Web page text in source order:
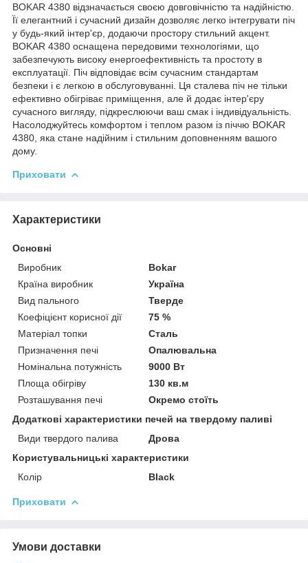
BOKAR 4380 відзначається своєю довговічністю та надійністю.
Її елегантний і сучасний дизайн дозволяє легко інтегрувати піч
у будь-який інтер'єр, додаючи простору стильний акцент.
BOKAR 4380 оснащена передовими технологіями, що
забезпечують високу енергоефективність та простоту в
експлуатації. Піч відповідає всім сучасним стандартам
безпеки і є легкою в обслуговуванні. Ця сталева піч не тільки
ефективно обігріває приміщення, але й додає інтер'єру
сучасного вигляду, підкреслюючи ваш смак і індивідуальність.
Насолоджуйтесь комфортом і теплом разом із піччю BOKAR
4380, яка стане надійним і стильним доповненням вашого
дому.
Приховати
Характеристики
Основні
Виробник
Bokar
Країна виробник
Україна
Вид пального
Тверде
Коефіцієнт корисної дії
75 %
Матеріал топки
Сталь
Призначення печі
Опалювальна
Номінальна потужність
9000 Вт
Площа обігріву
130 кв.м
Розташування печі
Окремо стоїть
Додаткові характеристики печей на твердому паливі
Види твердого палива
Дрова
Користувальницькі характеристики
Колір
Black
Приховати
Умови доставки